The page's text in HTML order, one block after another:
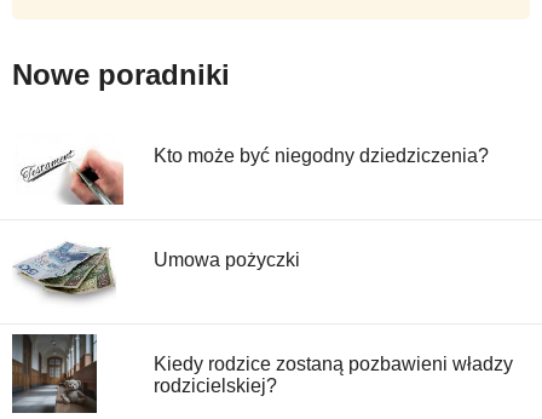
Nowe poradniki
Kto może być niegodny dziedziczenia?
Umowa pożyczki
Kiedy rodzice zostaną pozbawieni władzy
rodzicielskiej?